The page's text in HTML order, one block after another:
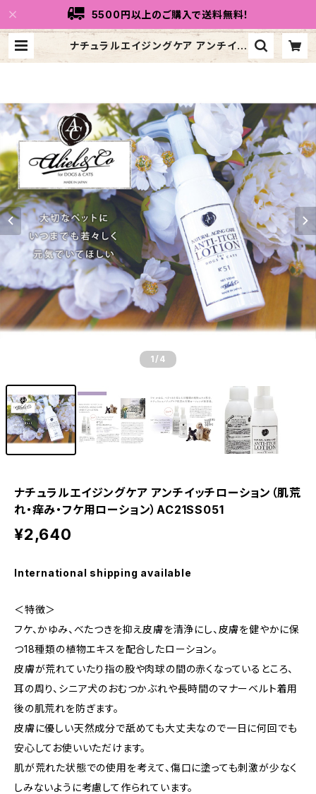
5500円以上のご購入で送料無料！
ナチュラルエイジングケア アンチイッ
チローション（肌荒れ・痒み・フケ用ロ
1 /4
ナチュラルエイジングケア アンチイッチローション（肌荒
れ・痒み・フケ用ローション）AC21SS051
¥2,640
International shipping available
＜特徴＞
フケ、かゆみ、べたつきを抑え皮膚を清浄にし、皮膚を健やかに保
つ18種類の植物エキスを配合したローション。
皮膚が荒れていたり指の股や肉球の間の赤くなっているところ、
耳の周り、シニア犬のおむつかぶれや長時間のマナーベルト着用
後の肌荒れを防ぎます。
皮膚に優しい天然成分で舐めても大丈夫なので一日に何回でも
安心してお使いいただけます。
肌が荒れた状態での使用を考えて、傷口に塗っても刺激が少なく
しみないように考慮して作られています。